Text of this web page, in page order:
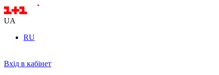
UA
RU
Вхід в кабінет